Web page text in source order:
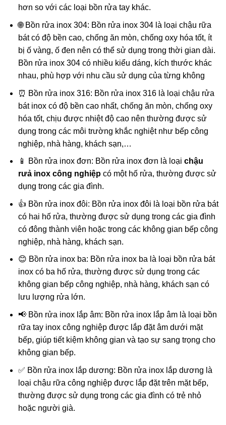
hơn so với các loại bồn rửa tay khác.
🌐 Bồn rửa inox 304: Bồn rửa inox 304 là loại chậu rữa
bát có độ bền cao, chống ăn mòn, chống oxy hóa tốt, ít
bị ố vàng, ố đen nên có thể sử dụng trong thời gian dài.
Bồn rửa inox 304 có nhiều kiểu dáng, kích thước khác
nhau, phù hợp với nhu cầu sử dụng của từng không
⏰ Bồn rửa inox 316: Bồn rửa inox 316 là loại chậu rửa
bát inox có độ bền cao nhất, chống ăn mòn, chống oxy
hóa tốt, chịu được nhiệt độ cao nên thường được sử
dụng trong các môi trường khắc nghiệt như bếp công
nghiệp, nhà hàng, khách sạn,…
📱 Bồn rửa inox đơn: Bồn rửa inox đơn là loại chậu
rưả inox công nghiệpcó một hố rửa, thường được sử
dụng trong các gia đình.
👍 Bồn rửa inox đôi: Bồn rửa inox đôi là loại bồn rửa bát
có hai hố rửa, thường được sử dụng trong các gia đình
có đông thành viên hoặc trong các không gian bếp công
nghiệp, nhà hàng, khách sạn.
😊 Bồn rửa inox ba: Bồn rửa inox ba là loại bồn rửa bát
inox có ba hố rửa, thường được sử dụng trong các
không gian bếp công nghiệp, nhà hàng, khách sạn có
lưu lượng rửa lớn.
📢 Bồn rửa inox lắp âm: Bồn rửa inox lắp âm là loại bồn
rữa tay inox công nghiệp được lắp đặt âm dưới mặt
bếp, giúp tiết kiệm không gian và tạo sự sang trọng cho
không gian bếp.
✅ Bồn rửa inox lắp dương: Bồn rửa inox lắp dương là
loại chậu rữa công nghiệp được lắp đặt trên mặt bếp,
thường được sử dụng trong các gia đình có trẻ nhỏ
hoặc người già.